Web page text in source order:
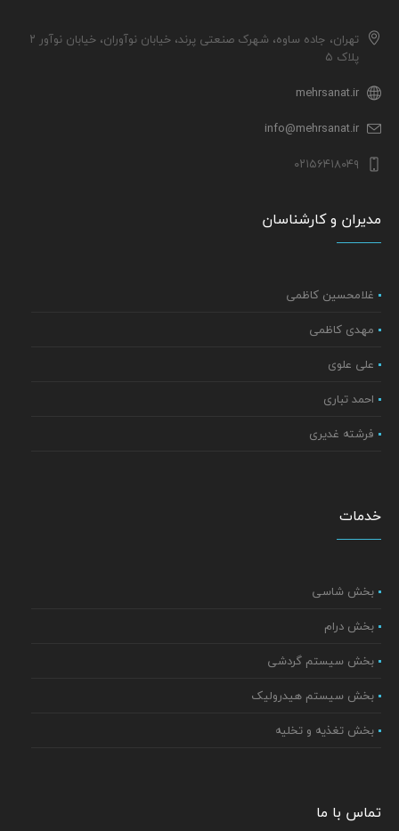
تهران، جاده ساوه، شهرک صنعتی پرند، خیابان نوآوران، خیابان نوآور ۲
پلاک ۵
mehrsanat.ir
info@mehrsanat.ir
۰۲۱۵۶۴۱۸۰۴۹
مدیران و کارشناسان
غلامحسین کاظمی
مهدی کاظمی
علی علوی
احمد تباری
فرشته غدیری
خدمات
بخش شاسی
بخش درام
بخش سیستم گردشی
بخش سیستم هیدرولیک
بخش تغذیه و تخلیه
تماس با ما